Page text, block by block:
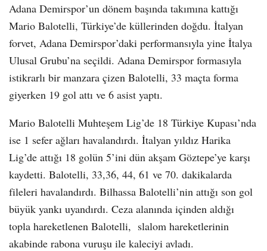
Adana Demirspor’un dönem başında takımına kattığı
Mario Balotelli, Türkiye’de küllerinden doğdu. İtalyan
forvet, Adana Demirspor’daki performansıyla yine İtalya
Ulusal Grubu’na seçildi. Adana Demirspor formasıyla
istikrarlı bir manzara çizen Balotelli, 33 maçta forma
giyerken 19 gol attı ve 6 asist yaptı.
Mario Balotelli Muhteşem Lig’de 18 Türkiye Kupası’nda
ise 1 sefer ağları havalandırdı. İtalyan yıldız Harika
Lig’de attığı 18 golün 5’ini dün akşam Göztepe’ye karşı
kaydetti. Balotelli, 33,36, 44, 61 ve 70. dakikalarda
fileleri havalandırdı. Bilhassa Balotelli’nin attığı son gol
büyük yankı uyandırdı. Ceza alanında içinden aldığı
topla hareketlenen Balotelli, slalom hareketlerinin
akabinde rabona vuruşu ile kaleciyi avladı.